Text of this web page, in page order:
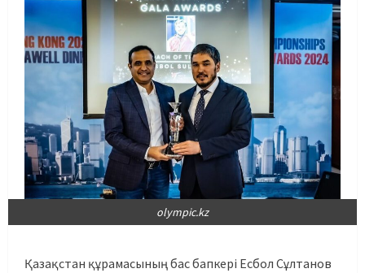
olympic.kz
Қазақстан құрамасының бас бапкері Есбол Сұлтанов